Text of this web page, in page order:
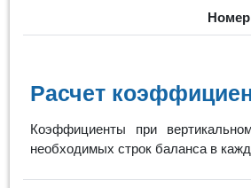
Номер
Расчет
Коэффициенты при
необходимых строк баланса в